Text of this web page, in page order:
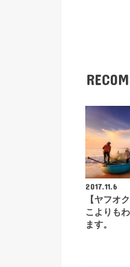
2017.11.6
【ヤフオ
こよりも
ます。